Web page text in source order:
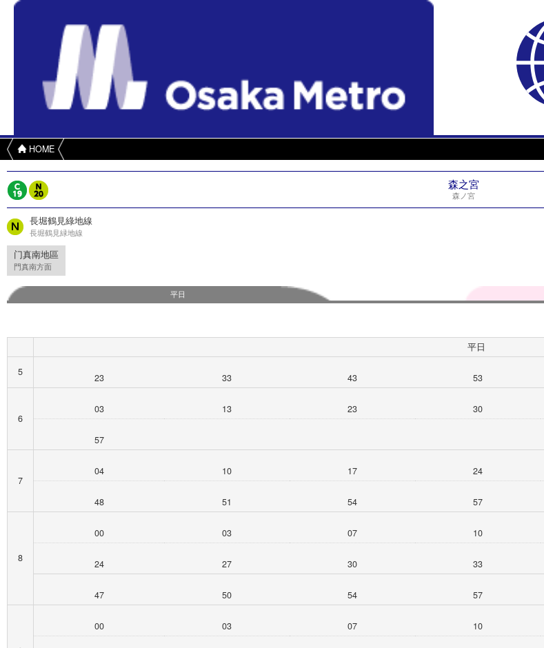
HOME
森之宮
森ノ宮
長堀鶴見綠地線
長堀鶴見緑地線
门真南地區
門真南方面
平日
平日
5
23 33 43 53
6
03 13 23 30
57
7
04 10 17 24
48 51 54 57
8
00 03 07 10
24 27 30 33
47 50 54 57
00 03 07 10